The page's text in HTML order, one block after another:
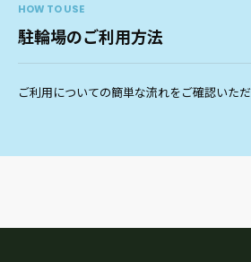
HOW TO USE
駐輪場のご利用方法
ご利用についての簡単な流れをご確認いただ